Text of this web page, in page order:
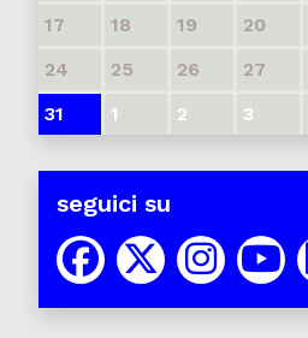
17
18 19 20
24
25 26 27
31
1 2 3
seguici su